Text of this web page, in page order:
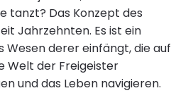
tanzt? Das Konzept des
Jahrzehnten. Es ist ein
Wesen derer einfängt, die auf
Welt der Freigeister
und das Leben navigieren.